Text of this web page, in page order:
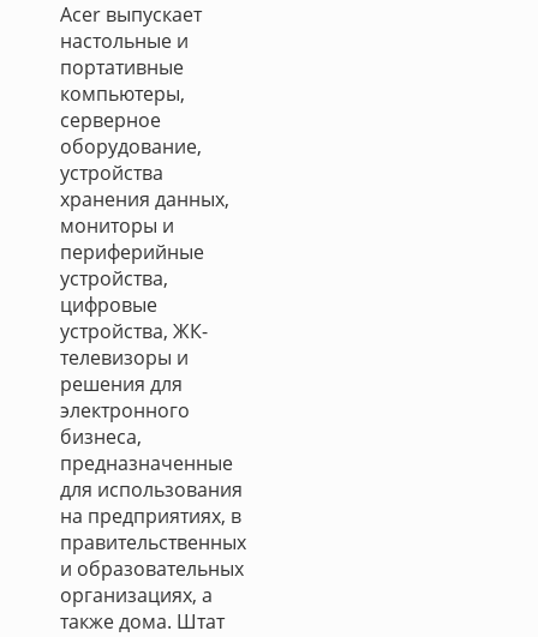
Acer выпускает
настольные и
портативные
компьютеры,
серверное
оборудование,
устройства
хранения данных,
мониторы и
периферийные
устройства,
цифровые
устройства, ЖК-
телевизоры и
решения для
электронного
бизнеса,
предназначенные
для использования
на предприятиях, в
правительственных
и образовательных
организациях, а
также дома. Штат